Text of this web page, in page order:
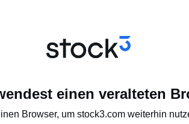
einen veralteten
Browser, um stock3.com weiterhin